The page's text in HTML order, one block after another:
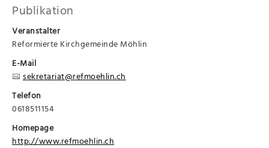
Publikation
Veranstalter
Reformierte Kirchgemeinde Möhlin
E-Mail
sekretariat@refmoehlin.ch
Telefon
0618511154
Homepage
http://www.refmoehlin.ch